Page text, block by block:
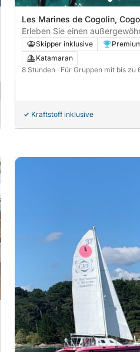
Les Marines de Cogolin,
Frankreich
Erleben Sie einen
dem Weg zum Cap Taillat!
Skipper inklusive
Katamaran
8 Stunden · Für Gruppen mit bis zu
Kraftstoff inklusive